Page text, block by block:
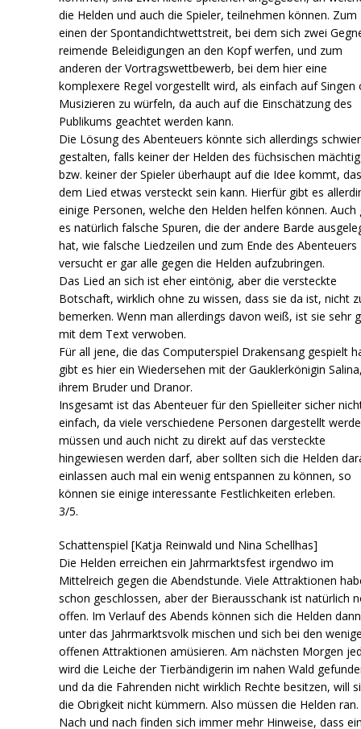
die Helden und auch die Spieler, teilnehmen können. Zum
einen der Spontandichtwettstreit, bei dem sich zwei
reimende Beleidigungen an den Kopf werfen, und zum
anderen der Vortragswettbewerb, bei dem hier eine
komplexere Regel vorgestellt wird, als einfach auf Singen
Musizieren zu würfeln, da auch auf die Einschätzung des
Publikums geachtet werden kann.
Die Lösung des Abenteuers könnte sich allerdings
gestalten, falls keiner der Helden des füchsischen
bzw. keiner der Spieler überhaupt auf die Idee kommt,
dem Lied etwas versteckt sein kann. Hierfür gibt es
einige Personen, welche den Helden helfen können. Auch
es natürlich falsche Spuren, die der andere Barde
hat, wie falsche Liedzeilen und zum Ende des Abenteuers
versucht er gar alle gegen die Helden aufzubringen.
Das Lied an sich ist eher eintönig, aber die versteckte
Botschaft, wirklich ohne zu wissen, dass sie da ist, nicht
bemerken. Wenn man allerdings davon weiß, ist sie sehr
mit dem Text verwoben.
Für all jene, die das Computerspiel Drakensang gespielt
gibt es hier ein Wiedersehen mit der Gauklerkönigin
ihrem Bruder und Dranor.
Insgesamt ist das Abenteuer für den Spielleiter sicher
einfach, da viele verschiedene Personen dargestellt
müssen und auch nicht zu direkt auf das versteckte
hingewiesen werden darf, aber sollten sich die Helden
einlassen auch mal ein wenig entspannen zu können, so
können sie einige interessante Festlichkeiten erleben.
3/5.
Schattenspiel [Katja Reinwald und Nina Schellhas]
Die Helden erreichen ein Jahrmarktsfest irgendwo im
Mittelreich gegen die Abendstunde. Viele Attraktionen
schon geschlossen, aber der Bierausschank ist natürlich
offen. Im Verlauf des Abends können sich die Helden dann
unter das Jahrmarktsvolk mischen und sich bei den
offenen Attraktionen amüsieren. Am nächsten Morgen
wird die Leiche der Tierbändigerin im nahen Wald
und da die Fahrenden nicht wirklich Rechte besitzen, will
die Obrigkeit nicht kümmern. Also müssen die Helden ran.
Nach und nach finden sich immer mehr Hinweise, dass